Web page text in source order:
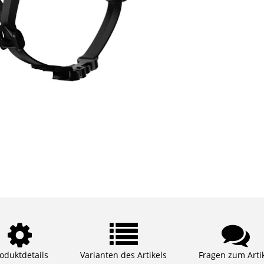
Varianten des Artikels Fragen zum